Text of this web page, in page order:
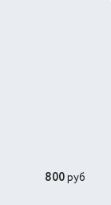
800руб